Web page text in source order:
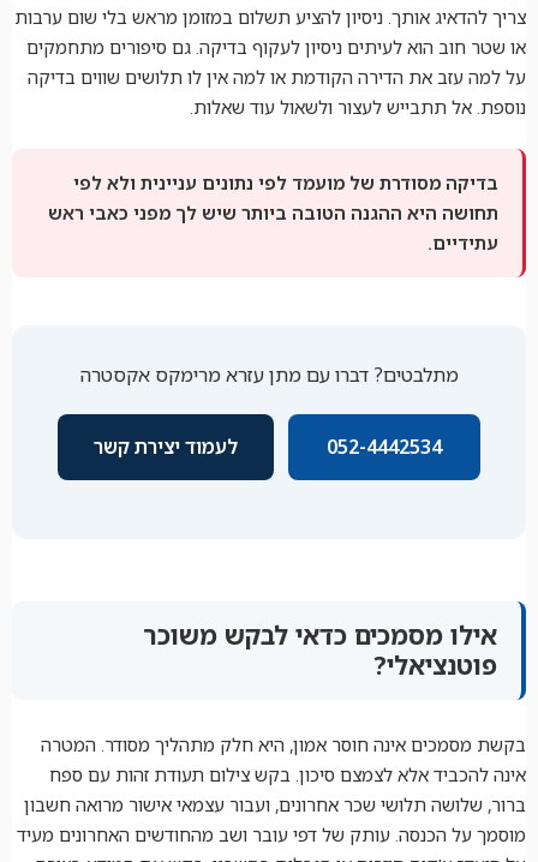
צריך להדאיג אותך. ניסיון להציע תשלום במזומן מראש בלי שום ערבות
או שטר חוב הוא לעיתים ניסיון לעקוף בדיקה. גם סיפורים מתחמקים
על למה עזב את הדירה הקודמת או למה אין לו תלושים שווים בדיקה
נוספת. אל תתבייש לעצור ולשאול עוד שאלות.
בדיקה מסודרת של מועמד לפי נתונים עניינית ולא לפי
תחושה היא ההגנה הטובה ביותר שיש לך מפני כאבי ראש
עתידיים.
מתלבטים? דברו עם מתן עזרא מרימקס אקסטרה
052-4442534 לעמוד יצירת קשר
אילו מסמכים כדאי לבקש משוכר
פוטנציאלי?
בקשת מסמכים אינה חוסר אמון, היא חלק מתהליך מסודר. המטרה
אינה להכביד אלא לצמצם סיכון. בקש צילום תעודת זהות עם ספח
ברור, שלושה תלושי שכר אחרונים, ועבור עצמאי אישור מרואה חשבון
מוסמך על הכנסה. עותק של דפי עובר ושב מהחודשים האחרונים מעיד